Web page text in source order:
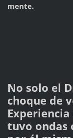
mente.
No solo el
choque de
Experiencia
tuvo ondas